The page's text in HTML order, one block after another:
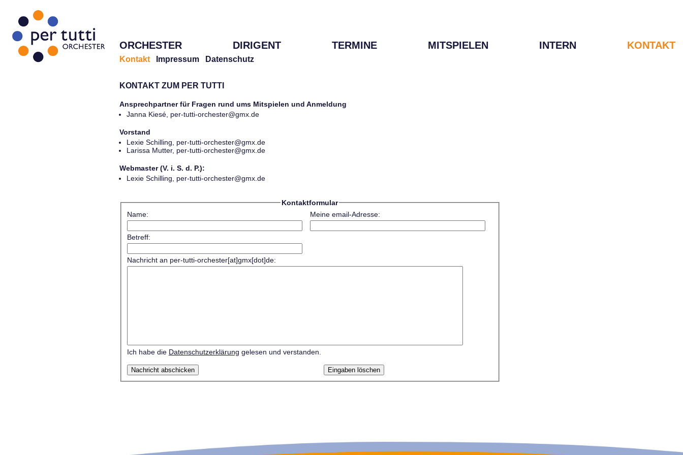
ORCHESTER DIRIGENT TERMINE MITSPIELEN INTERN KONTAKT
Kontakt Impressum Datenschutz
KONTAKT ZUM PER TUTTI
Ansprechpartner für Fragen rund ums Mitspielen und Anmeldung
Janna Kiesé, per-tutti-orchester@gmx.de
Vorstand
Lexie Schilling, per-tutti-orchester@gmx.de
Larissa Mutter, per-tutti-orchester@gmx.de
Webmaster (V. i. S. d. P.):
Lexie Schilling, per-tutti-orchester@gmx.de
Kontaktformular
Name:
Meine email-Adresse:
Betreff:
Nachricht an per-tutti-orchester[at]gmx[dot]de:
Ich habe die Datenschutzerklärung gelesen und verstanden.